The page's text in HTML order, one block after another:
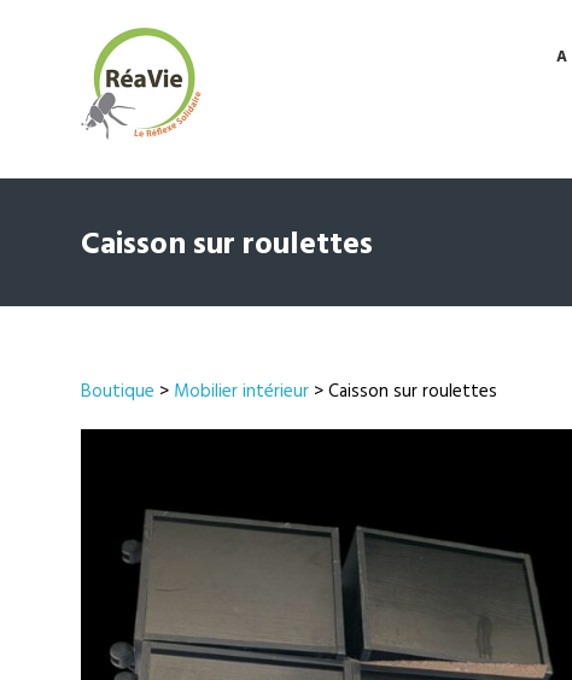
A
Caisson sur roulettes
Boutique > Mobilier intérieur > Caisson sur roulettes